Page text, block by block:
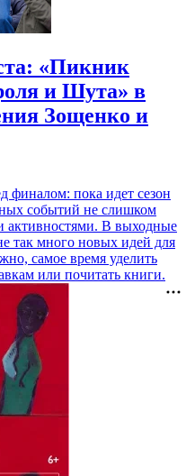
«Пикник
и Шута» в
Зощенко и
финалом: пока идет сезон
событий не слишком
активностями. В выходные
так много новых идей для
самое время уделить
или почитать книги.